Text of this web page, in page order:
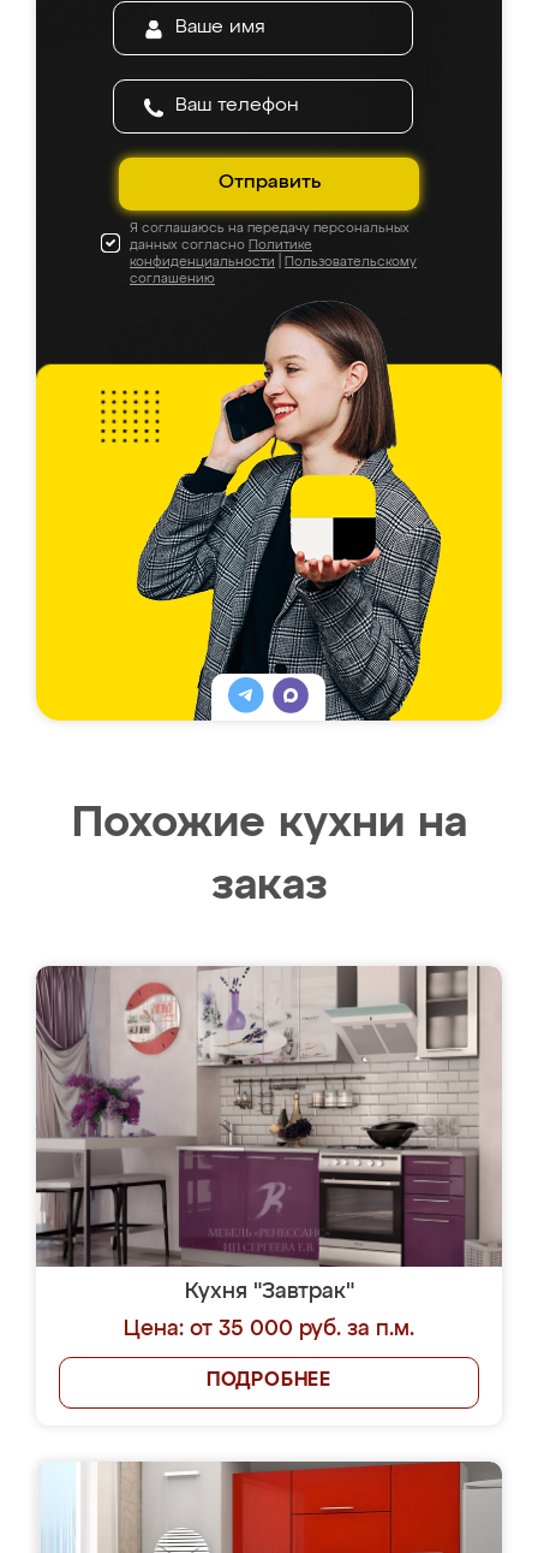
Отправить
Я соглашаюсь на передачу персональных
данных согласно Политике
конфиденциальности
Пользовательскому
соглашению
Похожие кухни на
заказ
Кухня "Завтрак"
Цена: от 35 000 руб. за п.м.
ПОДРОБНЕЕ